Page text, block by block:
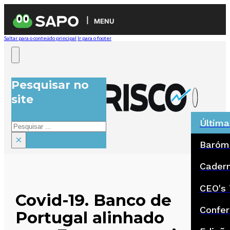
MENU
Saltar para o conteúdo principal Ir para o footer
Pesquisar no
site
Pesquisar
×
CEO's
Covid-19. Banco de
Portugal alinhado